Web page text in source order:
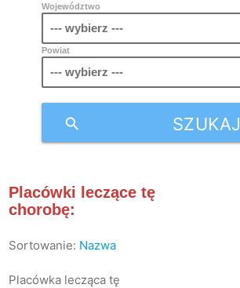
Województwo
Powiat
SZUKAJ
search
Placówki leczące tę
chorobę:
Sortowanie: Nazwa
Placówka lecząca tę